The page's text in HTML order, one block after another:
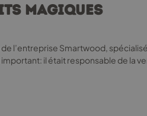
magiques
l’entreprise Smartwood,
il était responsable de la